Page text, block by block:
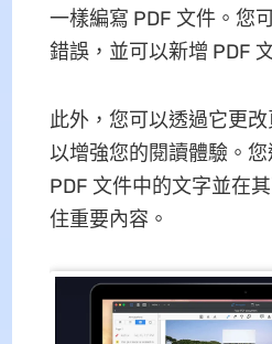
一樣編寫 PDF 文件。您
錯誤，並可以新增 PDF
此外，您可以透過它更改
以增強您的閱讀體驗。
PDF 文件中的文字並在
住重要內容。